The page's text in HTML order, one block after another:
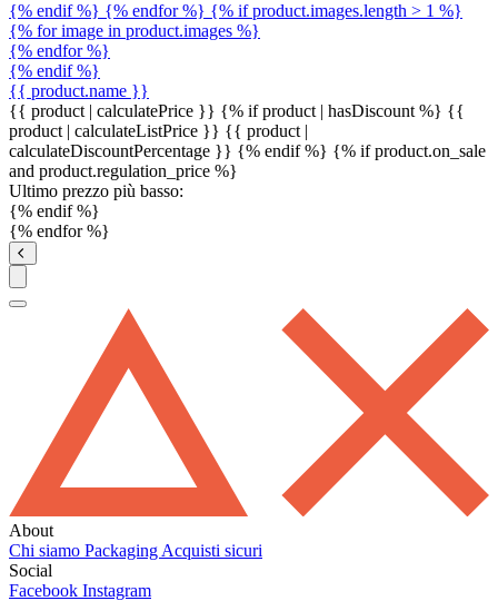
{% endif %} {% endfor %} {% if product.images.length > 1 %}
{% for image in product.images %}
{% endfor %}
{% endif %}
{{ product.name }}
{{ product | calculatePrice }} {% if product | hasDiscount %} {{
product | calculateListPrice }} {{ product |
calculateDiscountPercentage }} {% endif %} {% if product.on_sale
and product.regulation_price %}
Ultimo prezzo più basso:
{% endif %}
{% endfor %}
About
Chi siamo Packaging Acquisti sicuri
Social
Facebook Instagram